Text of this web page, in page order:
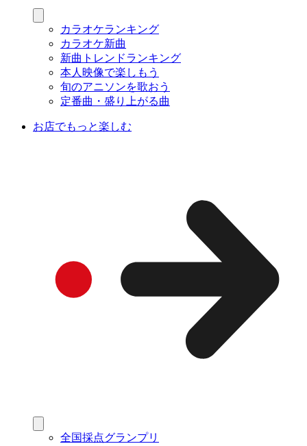
カラオケランキング
カラオケ新曲
新曲トレンドランキング
本人映像で楽しもう
旬のアニソンを歌おう
定番曲・盛り上がる曲
お店でもっと楽しむ
全国採点グランプリ